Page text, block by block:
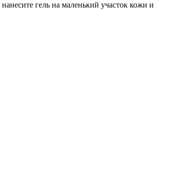
гель на маленький участок кожи и